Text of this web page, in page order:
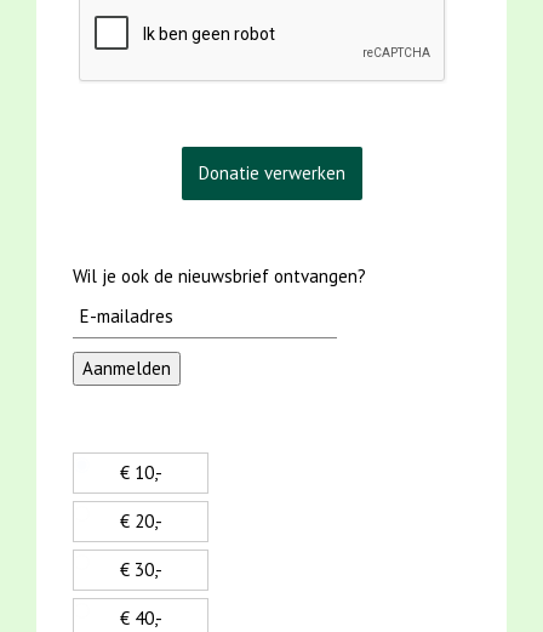
Wil je ook de nieuwsbrief ontvangen?
€ 10,-
€ 20,-
€ 30,-
€ 40,-